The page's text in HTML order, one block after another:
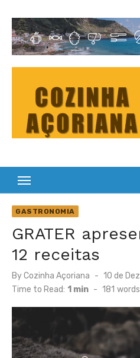
content
Cultura Gastronómica
GASTRONOMIA
GRATER
12 receitas
ByCozinha Açoriana
Posted
on
10 de
Time to Read: 1 min - 181 words